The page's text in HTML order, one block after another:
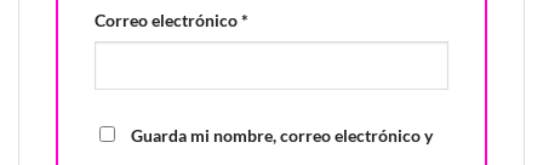
Correo electrónico*
Guarda mi nombre, correo electrónico y